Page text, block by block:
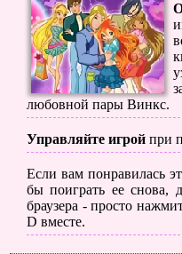
любовной пары Винкс.
Управляйте игрой при
Если вам понравилась
бы поиграть ее снова,
браузера - просто
D вместе.